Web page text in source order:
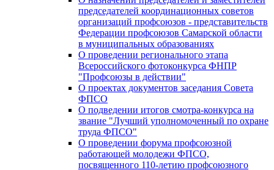
председателей координационных советов
организаций профсоюзов - представительств
Федерации профсоюзов Самарской области
в муниципальных образованиях
О проведении регионального этапа
Всероссийского фотоконкурса ФНПР
"Профсоюзы в действии"
О проектах документов заседания Совета
ФПСО
О подведении итогов смотра-конкурса на
звание "Лучший уполномоченный по охране
труда ФПСО"
О проведении форума профсоюзной
работающей молодежи ФПСО,
посвященного 110-летию профсоюзного